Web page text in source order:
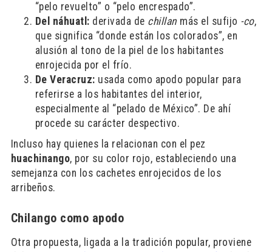
“pelo revuelto” o “pelo encrespado”.
Del náhuatl: derivada de chillan más el sufijo -co,
que significa “donde están los colorados”, en
alusión al tono de la piel de los habitantes
enrojecida por el frío.
De Veracruz: usada como apodo popular para
referirse a los habitantes del interior,
especialmente al “pelado de México”. De ahí
procede su carácter despectivo.
Incluso hay quienes la relacionan con el pez
huachinango, por su color rojo, estableciendo una
semejanza con los cachetes enrojecidos de los
arribeños.
Chilango como apodo
Otra propuesta, ligada a la tradición popular, proviene